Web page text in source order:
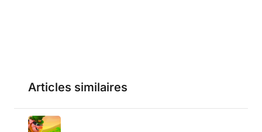
Articles similaires